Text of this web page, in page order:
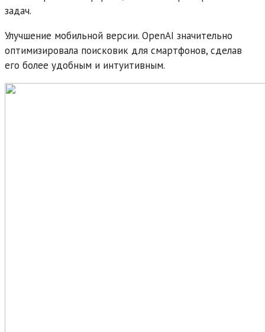
задач.
Улучшение мобильной версии. OpenAI значительно
оптимизировала поисковик для смартфонов, сделав
его более удобным и интуитивным.